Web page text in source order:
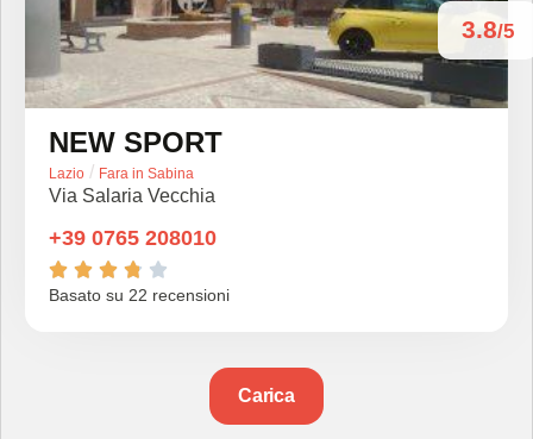
3.8/5
NEW SPORT
Lazio / Fara in Sabina
Via Salaria Vecchia
+39 0765 208010
    
Basato su 22 recensioni
Carica